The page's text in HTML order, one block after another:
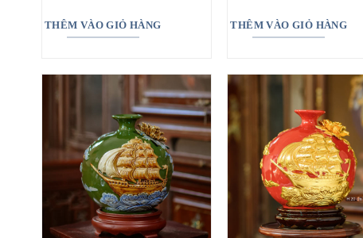
THÊM VÀO GIỎ HÀNG THÊM VÀO GIỎ HÀNG